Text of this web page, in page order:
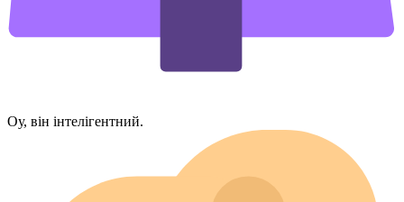
Оу, він інтелігентний.